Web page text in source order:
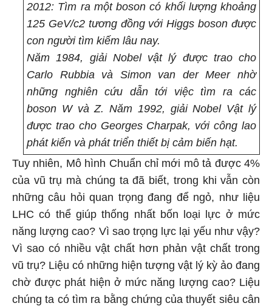
2012: Tìm ra một boson có khối lượng khoảng
125 GeV/c2 tương đồng với Higgs boson được
con người tìm kiếm lâu nay.
Năm 1984, giải Nobel vật lý được trao cho
Carlo Rubbia và Simon van der Meer nhờ
những nghiên cứu dẫn tới việc tìm ra các
boson W và Z. Năm 1992, giải Nobel Vật lý
được trao cho Georges Charpak, với công lao
phát kiến và phát triển thiết bị cảm biến hạt.
Tuy nhiên, Mô hình Chuẩn chỉ mới mô tả được 4%
của vũ trụ mà chúng ta đã biết, trong khi vẫn còn
những câu hỏi quan trọng đang để ngỏ, như liệu
LHC có thể giúp thống nhất bốn loại lực ở mức
năng lượng cao? Vì sao trọng lực lại yếu như vậy?
Vì sao có nhiều vật chất hơn phản vật chất trong
vũ trụ? Liệu có những hiện tượng vật lý kỳ ảo đang
chờ được phát hiện ở mức năng lượng cao? Liệu
chúng ta có tìm ra bằng chứng của thuyết siêu cân